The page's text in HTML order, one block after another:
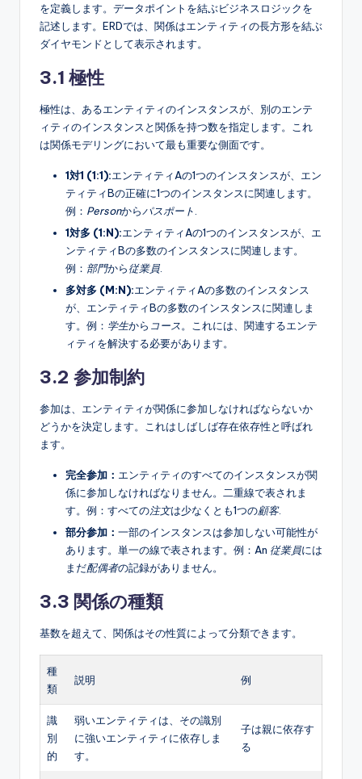
を定義します。データポイントを結ぶビジネスロジックを
記述します。ERDでは、関係はエンティティの長方形を結ぶ
ダイヤモンドとして表示されます。
3.1 極性
極性は、あるエンティティのインスタンスが、別のエンテ
ィティのインスタンスと関係を持つ数を指定します。これ
は関係モデリングにおいて最も重要な側面です。
1対1 (1:1):エンティティAの1つのインスタンスが、エン
ティティBの正確に1つのインスタンスに関連します。
例： Personからパスポート
1対多 (1:N):エンティティAの1つのインスタンスが、エ
ンティティBの多数のインスタンスに関連します。
例： 部門から従業員
多対多 (M:N):エンティティAの多数のインスタンス
が、エンティティBの多数のインスタンスに関連しま
す。例： 学生から コース。これには、関連するエンテ
ィティを解決する必要があります。
3.2 参加制約
参加は、エンティティが関係に参加しなければならないか
どうかを決定します。これはしばしば存在依存性と呼ばれ
ます。
完全参加： エンティティのすべてのインスタンスが関
係に参加しなければなりません。二重線で表されま
す。例：すべての注文は少なくとも1つの顧客.
部分参加： 一部のインスタンスは参加しない可能性が
あります。単一の線で表されます。例：An 従業員には
まだ配偶者の記録がありません。
3.3 関係の種類
基数を超えて、関係はその性質によって分類できます。
種
類
説明 例
識
別
的
弱いエンティティは、その識別
に強いエンティティに依存しま
す。
子は親に依存す
る